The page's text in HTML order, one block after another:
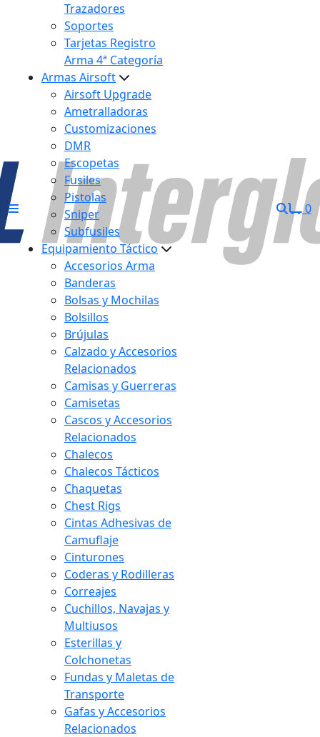
Trazadores
Soportes
Tarjetas Registro
Arma 4ª Categoría
Armas Airsoft
Airsoft Upgrade
Ametralladoras
Customizaciones
DMR
Escopetas
Fusiles
Pistolas
Sniper
Subfusiles
Equipamiento Táctico
Accesorios Arma
Banderas
Bolsas y Mochilas
Bolsillos
Brújulas
Calzado y Accesorios
Relacionados
Camisas y Guerreras
Camisetas
Cascos y Accesorios
Relacionados
Chalecos
Chalecos Tácticos
Chaquetas
Chest Rigs
Cintas Adhesivas de
Camuflaje
Cinturones
Coderas y Rodilleras
Correajes
Cuchillos, Navajas y
Multiusos
Esterillas y
Colchonetas
Fundas y Maletas de
Transporte
Gafas y Accesorios
Relacionados
0